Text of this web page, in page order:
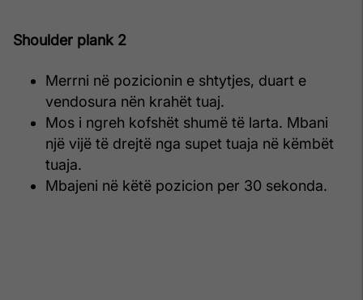
Shoulder plank 2
Merrni në pozicionin e shtytjes, duart e
vendosura nën krahët tuaj.
Mos i ngreh kofshët shumë të larta. Mbani
një vijë të drejtë nga supet tuaja në këmbët
tuaja.
Mbajeni në këtë pozicion per 30 sekonda.